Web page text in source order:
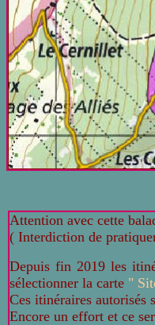
Attention avec cette
( Interdiction de
Depuis fin 2019 les
sélectionner la carte "
Ces itinéraires autorisés
Encore un effort et ce